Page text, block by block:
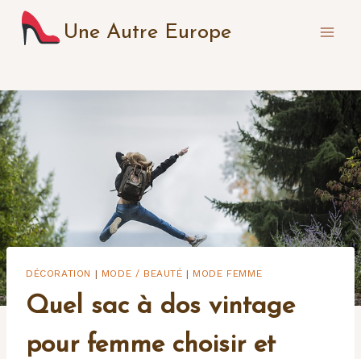
Aller
Une Autre Europe
DÉCORATION MODE / BEAUTÉ MODE FEMME
Quel sac à dos vintage
pour femme choisir et